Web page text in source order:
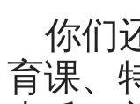
你们
育课、